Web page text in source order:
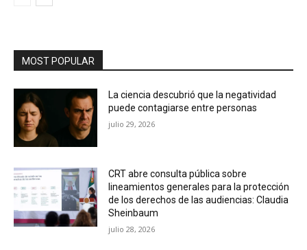
MOST POPULAR
La ciencia descubrió que la negatividad
puede contagiarse entre personas
julio 29, 2026
CRT abre consulta pública sobre
lineamientos generales para la protección
de los derechos de las audiencias: Claudia
Sheinbaum
julio 28, 2026